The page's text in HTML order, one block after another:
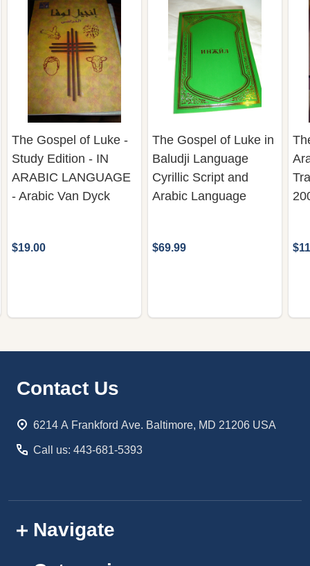
The Gospel of Luke -
Study Edition - IN
ARABIC LANGUAGE
- Arabic Van Dyck
$19.00
The Gospel of Luke in
Baludji Language
Cyrillic Script and
Arabic Language
$69.99
Footer
Contact Us
6214 A Frankford Ave. Baltimore, MD 21206 USA
Call us: 443-681-5393
Navigate